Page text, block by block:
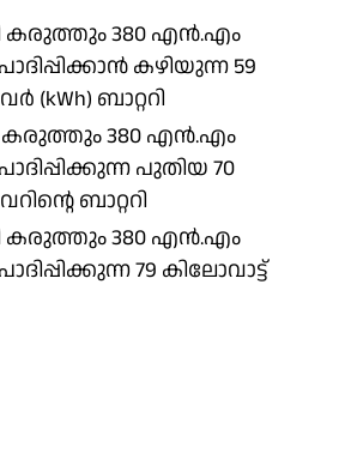
കരുത്തും 380 എന്‍.എം
കഴിയുന്ന 59
(kWh) ബാറ്ററി
കരുത്തും 380 എന്‍.എം
പുതിയ 70
ബാറ്ററി
കരുത്തും 380 എന്‍.എം
79 കിലോവാട്ട്